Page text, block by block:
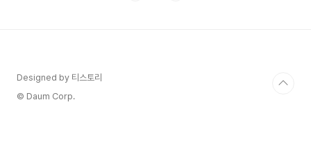
Designed by 티스토리
© Daum Corp.